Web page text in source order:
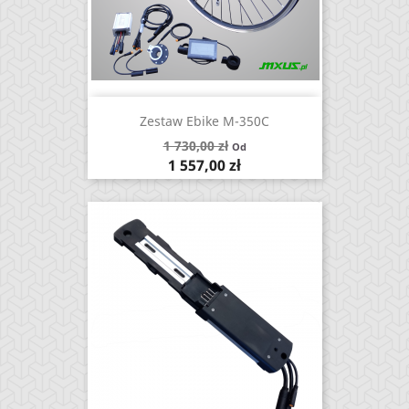
Zestaw Ebike M-350C
Cena
podstawowa
1 730,00 zł Od
Cena
1 557,00 zł